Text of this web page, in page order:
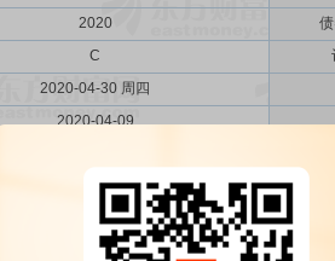
2020
C
2020-04-30 周四
2020-04-09
票面利率:第一年0.4%,第二年0.6%,第
2020-04-09 周四 中
2020-04-30 周四 网